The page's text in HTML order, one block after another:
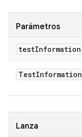
Parámetros
testInformation
TestInformation
Lanza